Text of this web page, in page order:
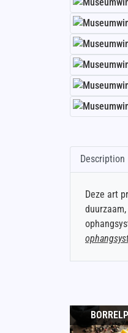
Description
Deze art